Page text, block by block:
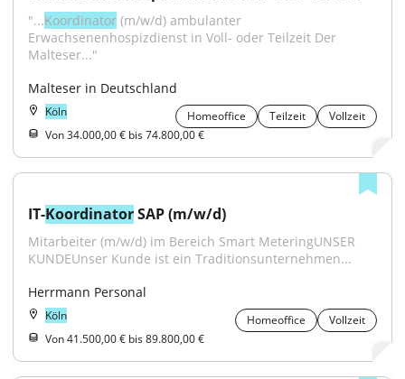
"...Koordinator (m/w/d) ambulanter
Erwachsenenhospizdienst in Voll- oder Teilzeit Der
Malteser..."
Malteser in Deutschland
Köln Homeoffice Teilzeit
Vollzeit
Von 34.000,00 € bis 74.800,00 €
IT-Koordinator SAP (m/w/d)
Mitarbeiter (m/w/d) im Bereich Smart MeteringUNSER
KUNDEUnser Kunde ist ein Traditionsunternehmen...
Herrmann Personal
Köln Homeoffice
Vollzeit
Von 41.500,00 € bis 89.800,00 €